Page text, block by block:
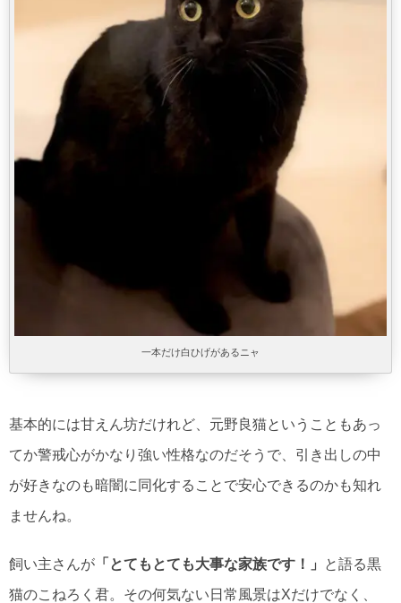
一本だけ白ひげがあるニャ
基本的には甘えん坊だけれど、元野良猫ということもあっ
てか警戒心がかなり強い性格なのだそうで、引き出しの中
が好きなのも暗闇に同化することで安心できるのかも知れ
ませんね。
飼い主さんが 「とてもとても大事な家族です！」
と語る黒
猫のこねろく君。その何気ない日常風景はXだけでなく、